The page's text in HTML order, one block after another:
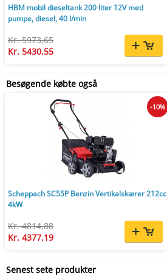
HBM mobil dieseltank 200 liter 12V med
pumpe, diesel, 40 l/min
Kr. 5973,65
Kr. 5430,55
Besøgende købte også
Scheppach SC55P Benzin Vertikalskærer 212cc
4kW
Kr. 4814,88
Kr. 4377,19
-10%
Senest sete produkter